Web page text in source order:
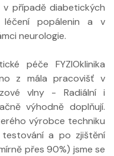
případě diabetických
popálenin a v
neurologie.
péče FYZIOklinika
z mála pracovišť v
vlny - Radiální i
výhodně doplňují.
výrobce techniku
testování a po zjištění
přes 90%) jsme se